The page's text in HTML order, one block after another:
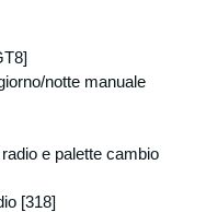
rivolgersi per
al punto
srl. - 00065
dati personali è
notte manuale
e palette cambio
[318]